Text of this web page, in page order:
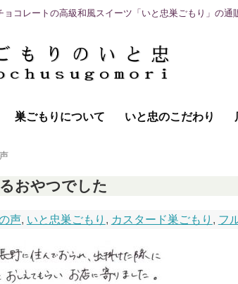
ョコレートの高級和風スイーツ「いと忠巣ごもり」の通
巣ごもりについて いと忠のこだわり
おやつでした
声, いと忠巣ごもり , カスタード巣ごもり , フ